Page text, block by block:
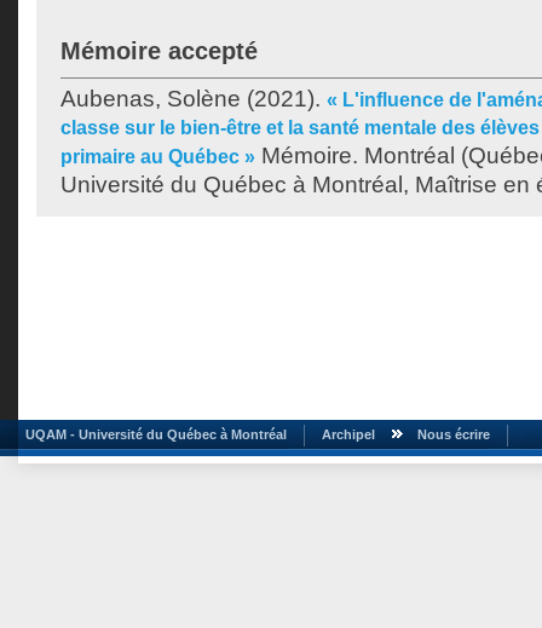
Mémoire accepté
Aubenas, Solène (2021). « L'influence de
classe sur le bien-être et la santé mentale des
primaire au Québec » Mémoire. Montréal
Université du Québec à Montréal, Maîtrise en
UQAM - Université du Québec à Montréal Archipel Nous écrire